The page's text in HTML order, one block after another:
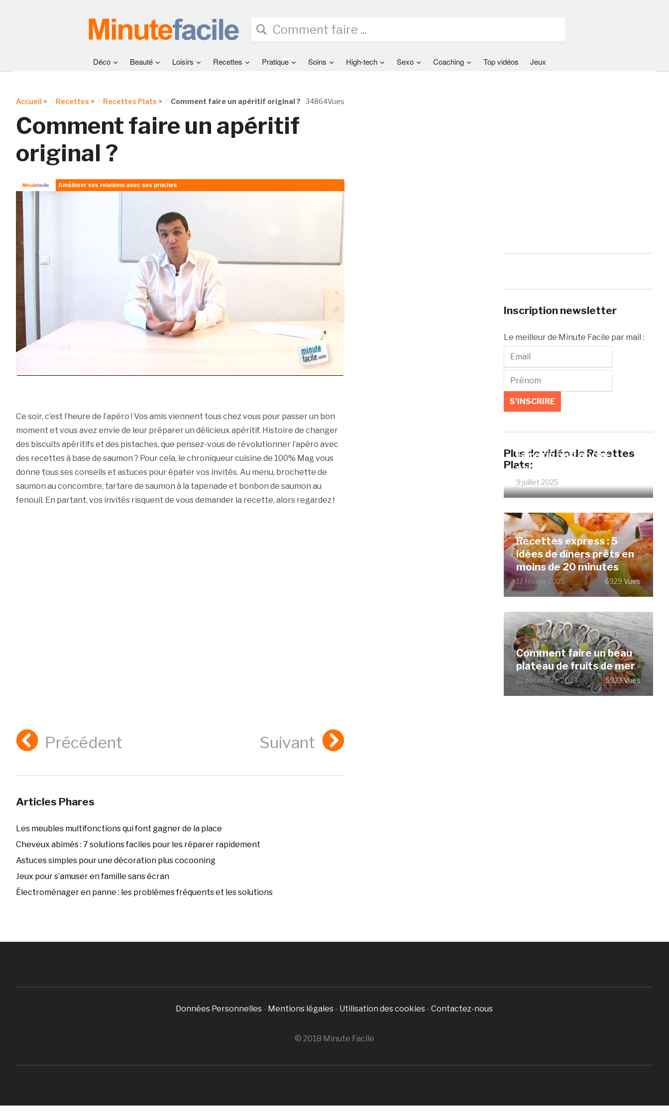
Déco Beauté Loisirs Recettes Pratique Soins High-tech Sexo Coaching Top vidéos Jeux
34864Vues
Accueil > Recettes > Recettes Plats > Comment faire un apéritif original ?
Comment faire un apéritif
original ?
Ce soir, c’est l’heure de l’apéro ! Vos amis viennent tous chez vous pour passer un bon
moment et vous avez envie de leur préparer un délicieux apéritif. Histoire de changer
des biscuits apéritifs et des pistaches, que pensez-vous de révolutionner l’apéro avec
des recettes à base de saumon ? Pour cela, le chroniqueur cuisine de 100% Mag vous
donne tous ses conseils et astuces pour épater vos invités. Au menu, brochette de
saumon au concombre, tartare de saumon à la tapenade et bonbon de saumon au
fenouil. En partant, vos invités risquent de vous demander la recette, alors regardez !
Précédent Suivant
Articles Phares
Les meubles multifonctions qui font gagner de la place
Cheveux abîmés : 7 solutions faciles pour les réparer rapidement
Astuces simples pour une décoration plus cocooning
Jeux pour s’amuser en famille sans écran
Électroménager en panne : les problèmes fréquents et les solutions
Inscription newsletter
Le meilleur de Minute Facile par mail :
Plus de vidéo de Recettes
Plats:
Faire un œuf poché
parfait sans vinaigre
9 juillet 2025
Recettes express : 5
idées de dîners prêts en
moins de 20 minutes
17 février 2025 6929 Vues
Comment faire un beau
plateau de fruits de mer
21 décembre 2023 5923 Vues
Données Personnelles - Mentions légales - Utilisation des cookies -Contactez-nous
© 2018 Minute Facile